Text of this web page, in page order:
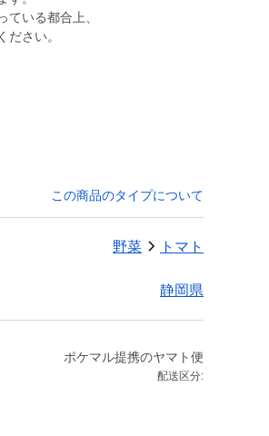
ている都合上、
さい。
この商品のタイプについて
野菜 トマト
静岡県
ポケマル提携のヤマト便
配送区分: